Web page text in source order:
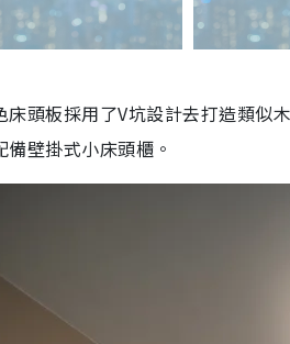
床頭板採用了V坑設計去打造類似
備壁掛式小床頭櫃。